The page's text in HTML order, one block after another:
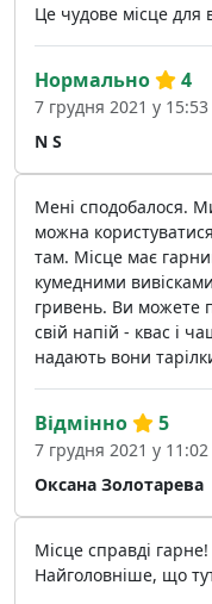
Це чудове місце для
N S
Нормально 4
7 грудня 2021 у 15:53
Мені сподобалося.
можна
там. Місце має
кумедними
гривень. Ви можете
свій напій - квас і
надають вони
Оксана Золотарева
Відмінно 5
7 грудня 2021 у 11:02
Місце справді
Найголовніше, що